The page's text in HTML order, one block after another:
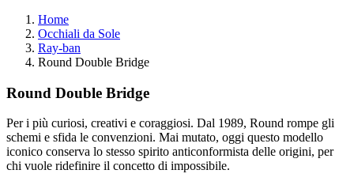
Home
Occhiali da Sole
Ray-ban
Round Double Bridge
Round Double Bridge
Per i più curiosi, creativi e coraggiosi. Dal 1989, Round rompe gli
schemi e sfida le convenzioni. Mai mutato, oggi questo modello
iconico conserva lo stesso spirito anticonformista delle origini, per
chi vuole ridefinire il concetto di impossibile.